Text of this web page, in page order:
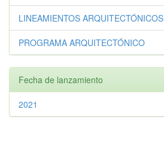
LINEAMIENTOS ARQUITECTÓNICOS
PROGRAMA ARQUITECTÓNICO
Fecha de lanzamiento
2021